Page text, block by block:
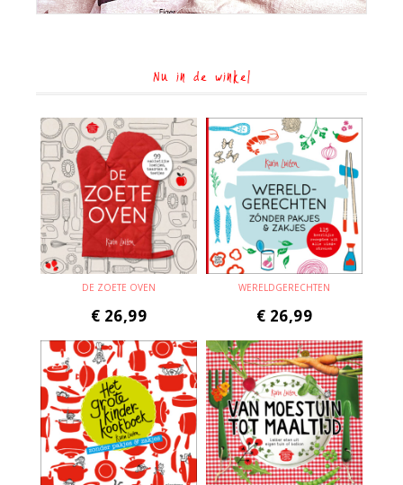
Nu in de winkel
DE ZOETE OVEN
€ 26,99
WERELDGERECHTEN
€ 26,99